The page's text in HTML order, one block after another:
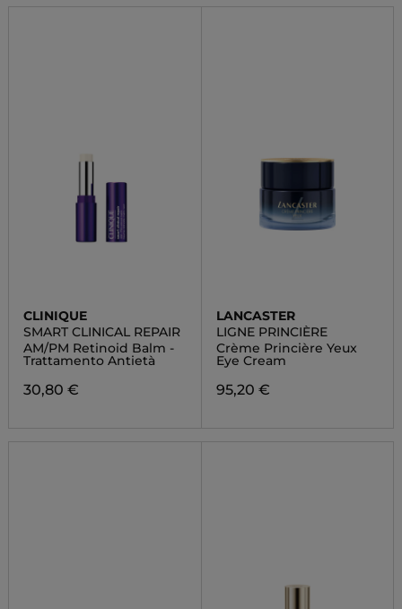
CLINIQUE
SMART CLINICAL REPAIR
AM/PM Retinoid Balm -
Trattamento Antietà
30,80 €
LANCASTER
LIGNE PRINCIÈRE
Crème Princière Yeux
Eye Cream
95,20 €